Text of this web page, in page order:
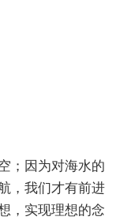
；因为对海水的
，我们才有前进
，实现理想的念